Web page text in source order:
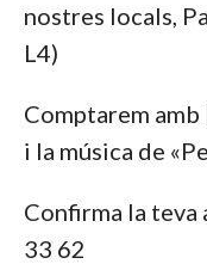
nostres locals,
L4)
Comptarem
i la música de
Confirma la
33 62